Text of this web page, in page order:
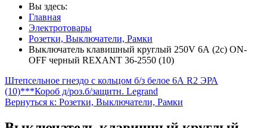
Вы здесь:
Главная
Электротовары
Розетки, Выключатели, Рамки
Выключатель клавишный круглый 250V 6А (2с) ON-
OFF черный REXANT 36-2550 (10)
Штепсельное гнездо с кольцом б/з белое 6А R2 ЭРА
(10)***Короб д/роз.б/защитн. Legrand
Вернуться к: Розетки, Выключатели, Рамки